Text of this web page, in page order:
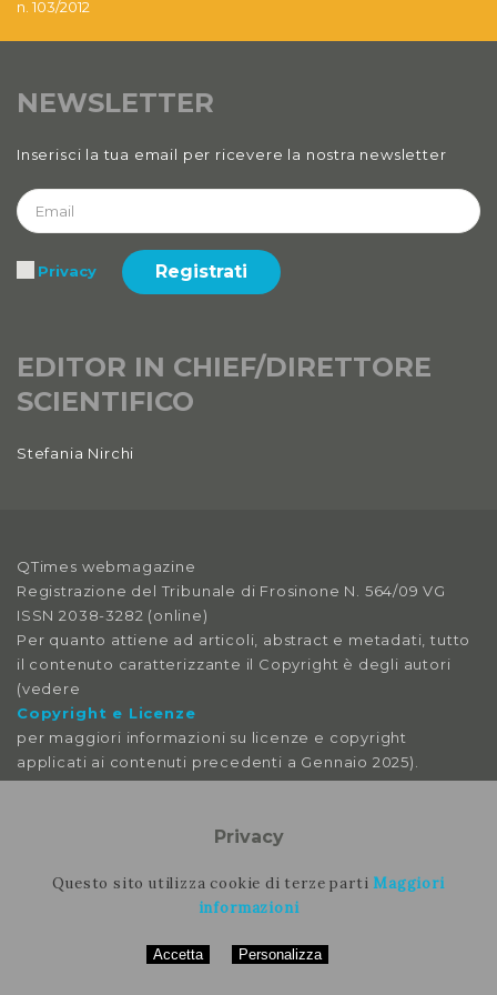
2020
2020 Numero 1 e 2
Anno XI, Numero 4
2019
Anno XI, Numero 3
Anno XI, Numero 2
2019
2019
Anno X, Numero 3
2018
Anno X, Numero 2
2018
Anno X, Numero 1
2018
Anno IX, Numero 3
Anno IX, Numero 2
n. 103/2012
NEWSLETTER
Inserisci la tua email per ricevere la nostra newsletter
Privacy Registrati
EDITOR IN CHIEF/DIRETTORE
SCIENTIFICO
Stefania Nirchi
QTimes webmagazine
Registrazione del Tribunale di Frosinone N. 564/09 VG
ISSN 2038-3282 (online)
Per quanto attiene ad articoli, abstract e metadati, tutto
il contenuto caratterizzante il Copyright è degli autori
(vedere
Copyright e Licenze
per maggiori informazioni su licenze e copyright
applicati ai contenuti precedenti a Gennaio 2025).
splitshire
Per contattare la rimozione contattare il nostro staff
Privacy
Questo sito utilizza cookie di terze partiMaggiori
informazioni
Accetta Personalizza